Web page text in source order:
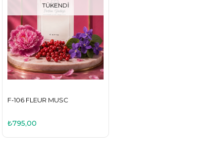
TÜKENDI
F-106 FLEUR MUSC
₺795,00